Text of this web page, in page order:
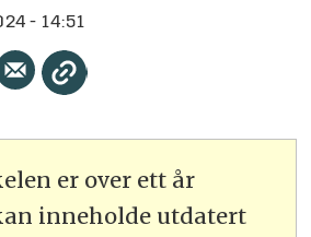
- 14:51
er over ett år
inneholde utdatert